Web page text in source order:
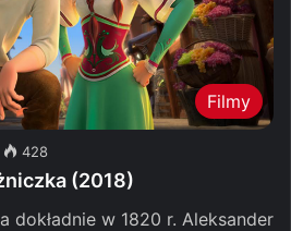
Filmy
428
(2018)
dokładnie w 1820 r. Aleksander